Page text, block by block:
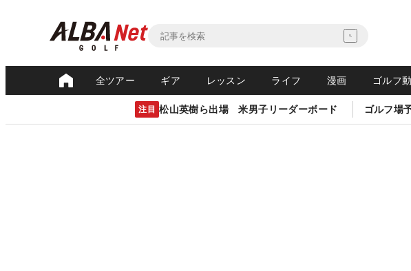
全ツアー ギア レッスン ライフ 漫画 ゴルフ
注目 松山英樹ら出場 米男子リーダーボード ゴルフ場